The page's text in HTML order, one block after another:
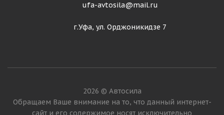
ufa-avtosila@mail.ru
г.Уфа, ул. Орджоникидзе 7
2026 © Автосила
Обращаем Ваше внимание на то, что данный интернет-
сайт и его содержимое носят исключительно